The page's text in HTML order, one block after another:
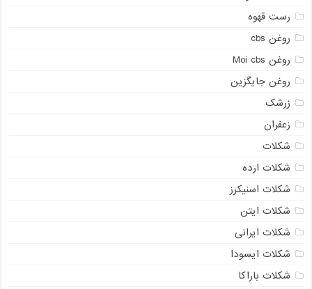
رست قهوه
روغن cbs
روغن Moi cbs
روغن جایگزین
زرشک
زعفران
شکلات
شکلات ارده
شکلات اسنیکرز
شکلات ایتن
شکلات ایرانی
شکلات ایسودا
شکلات باراکا